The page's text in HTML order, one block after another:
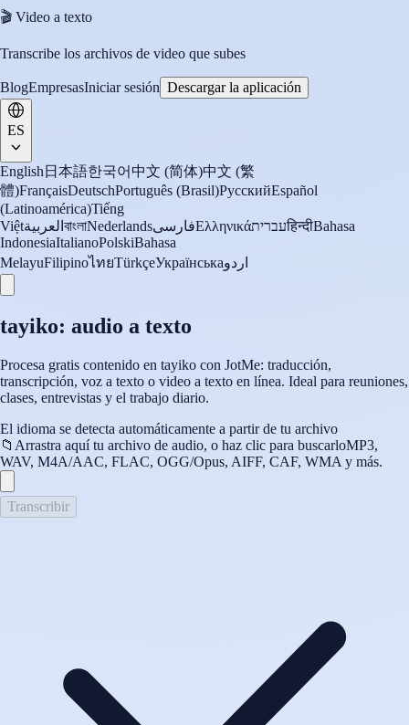
🎬 Video a texto
Transcribe los archivos de video que subes
BlogEmpresasIniciar sesión Descargar la aplicación
ES
English 日本語한국어中文 (简体)中文 (繁
體)FrançaisDeutschPortuguês (Brasil)РусскийEspañol
(Latinoamérica)Tiếng
Việtالعربية বাংলাNederlandsفارسیΕλληνικάעבריתहिन्दीBahasa
IndonesiaItalianoPolskiBahasa
MelayuFilipinoไทยTürkçeУкраїнськаاردو
tayiko: audio a texto
Procesa gratis contenido en tayiko con JotMe: traducción,
transcripción, voz a texto o video a texto en línea. Ideal para reuniones,
clases, entrevistas y el trabajo diario.
El idioma se detecta automáticamente a partir de tu archivo
📁 Arrastra aquí tu archivo de audio, o haz clic para buscarloMP3,
WAV, M4A/AAC, FLAC, OGG/Opus, AIFF, CAF, WMA y más.
Transcribir